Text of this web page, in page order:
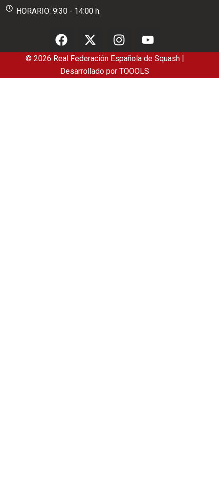
HORARIO: 9:30 - 14:00 h.
© 2026 Real Federación Española de Squash |
Desarrollado por TOOOLS